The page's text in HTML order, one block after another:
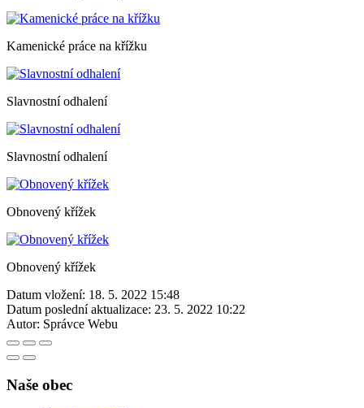
Kamenické práce na křížku
Slavnostní odhalení
Slavnostní odhalení
Obnovený křížek
Obnovený křížek
Datum vložení: 18. 5. 2022 15:48
Datum poslední aktualizace: 23. 5. 2022 10:22
Autor: Správce Webu
Naše obec